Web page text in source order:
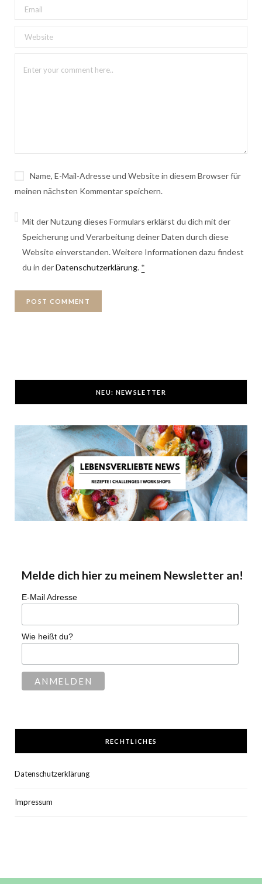
Name, E-Mail-Adresse und Website in diesem Browser für
meinen nächsten Kommentar speichern.
Mit der Nutzung dieses Formulars erklärst du dich mit der
Speicherung und Verarbeitung deiner Daten durch diese
Website einverstanden. Weitere Informationen dazu findest
du in derDatenschutzerklärung. *
NEU: NEWSLETTER
Melde dich hier zu meinem Newsletter an!
E-Mail Adresse
Wie heißt du?
RECHTLICHES
Datenschutzerklärung
Impressum